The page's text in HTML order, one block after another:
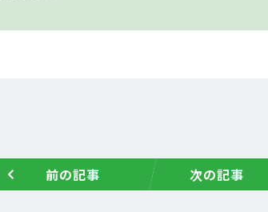
前の記事 次の記事